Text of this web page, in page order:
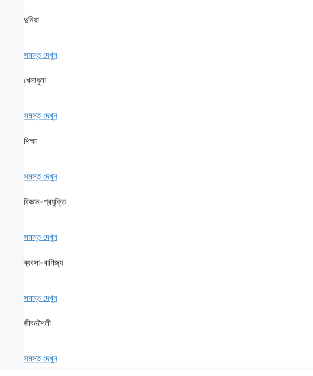
দুনিয়া
সমস্ত দেখুন
খেলাধুলা
সমস্ত দেখুন
শিক্ষা
সমস্ত দেখুন
বিজ্ঞান-প্রযুক্তি
সমস্ত দেখুন
ব্যবসা-বাণিজ্য
সমস্ত দেখুন
জীবনশৈলী
সমস্ত দেখুন